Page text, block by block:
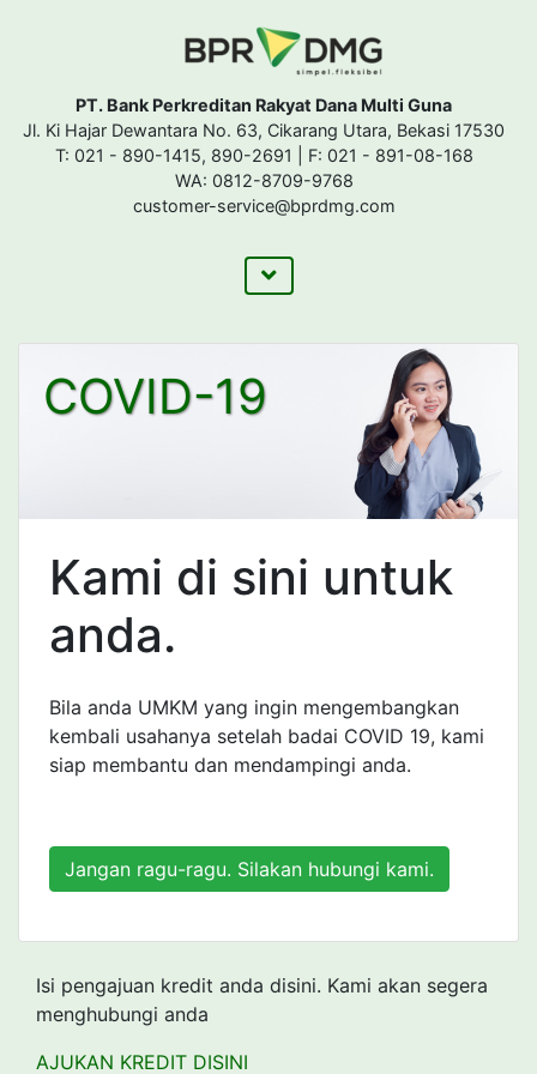
PT. Bank Perkreditan Rakyat Dana Multi Guna
Jl. Ki Hajar Dewantara No. 63, Cikarang Utara, Bekasi 17530
T: 021 - 890-1415, 890-2691 | F: 021 - 891-08-168
WA: 0812-8709-9768
customer-service@bprdmg.com
COVID-19
Kami di sini untuk
anda.
Bila anda UMKM yang ingin mengembangkan
kembali usahanya setelah badai COVID 19, kami
siap membantu dan mendampingi anda.
Jangan ragu-ragu. Silakan hubungi kami.
Isi pengajuan kredit anda disini. Kami akan segera
menghubungi anda
AJUKAN KREDIT DISINI